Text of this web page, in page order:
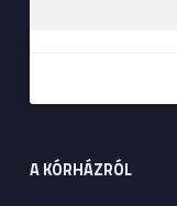
A KÓRHÁZRÓL